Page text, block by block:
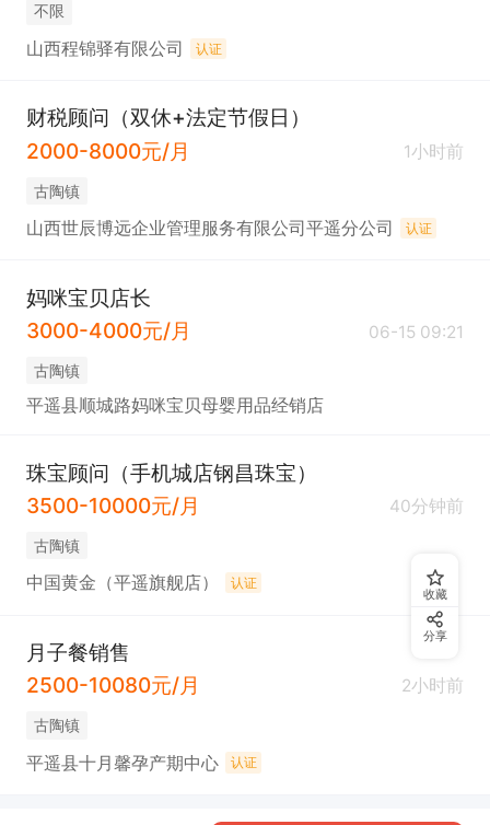
不限
山西程锦驿有限公司 认证
财税顾问（双休+法定节假日）
2000-8000元/月
1小时前
古陶镇
山西世辰博远企业管理服务有限公司平遥分公司 认证
妈咪宝贝店长
3000-4000元/月
06-15 09:21
古陶镇
平遥县顺城路妈咪宝贝母婴用品经销店
珠宝顾问（手机城店钢昌珠宝）
3500-10000元/月
40分钟前
古陶镇
中国黄金（平遥旗舰店） 认证
月子餐销售
2500-10080元/月
2小时前
古陶镇
平遥县十月馨孕产期中心 认证
收藏
分享